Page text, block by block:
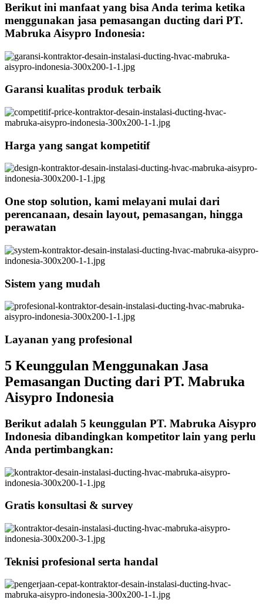
Berikut ini manfaat yang bisa Anda terima ketika
menggunakan jasa pemasangan ducting dari PT.
Mabruka Aisypro Indonesia:
Garansi kualitas produk terbaik
Harga yang sangat kompetitif
One stop solution, kami melayani mulai dari
perencanaan, desain layout, pemasangan, hingga
perawatan
Sistem yang mudah
Layanan yang profesional
5 Keunggulan Menggunakan Jasa
Pemasangan Ducting dari PT. Mabruka
Aisypro Indonesia
Berikut adalah 5 keunggulan PT. Mabruka Aisypro
Indonesia dibandingkan kompetitor lain yang perlu
Anda pertimbangkan:
Gratis konsultasi & survey
Teknisi profesional serta handal